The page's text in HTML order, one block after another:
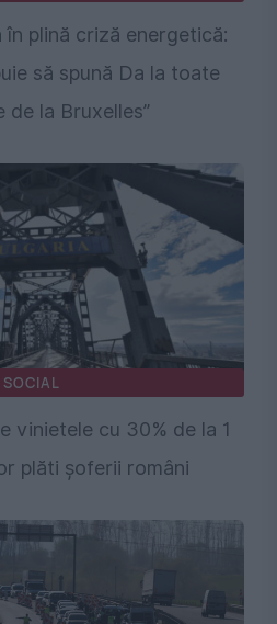
în plină criză energetică:
să spună Da la toate
de la Bruxelles”
SOCIAL
vinietele cu 30% de la 1
plăti șoferii români